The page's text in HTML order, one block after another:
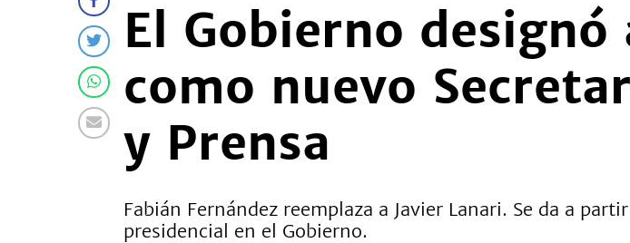
El Gobierno designó
como nuevo
y Prensa
Fabián Fernández reemplaza a Javier Lanari. Se da a
presidencial en el Gobierno.